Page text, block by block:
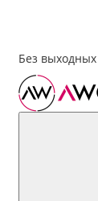
Без